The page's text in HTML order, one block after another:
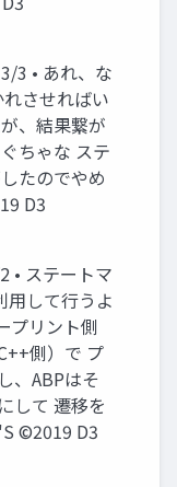
3 • あれ、な
させればい
、結果繋が
ちゃな ステ
たのでやめ
D3
• ステートマ
用して行うよ
プリント側
側）で プ
、ABPはそ
して 遷移を
©2019 D3